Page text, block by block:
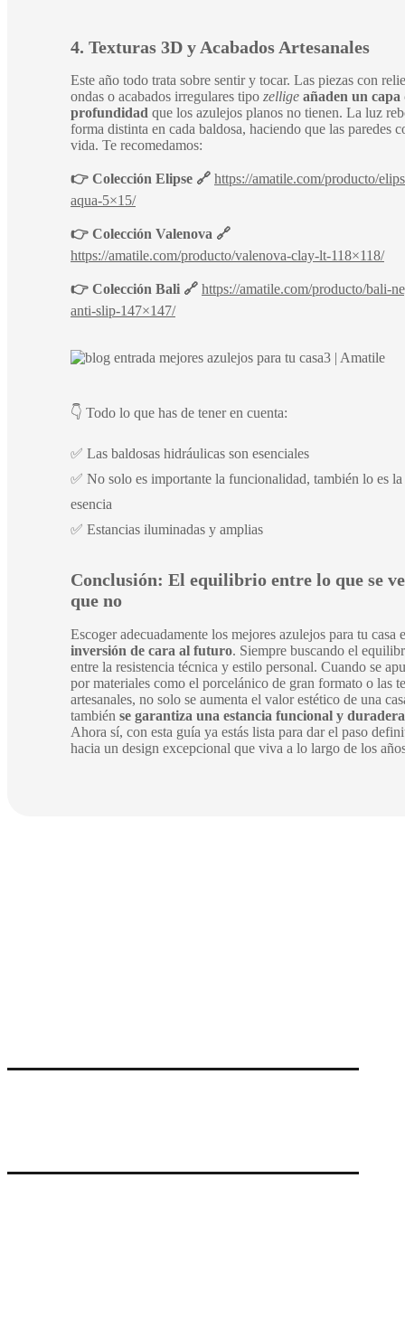
4. Texturas 3D y Acabados Artesanales
Este año todo trata sobre sentir y tocar. Las piezas con
ondas o acabados irregulares tipo zellige añaden un capa
profundidad que los azulejos planos no tienen. La luz
forma distinta en cada baldosa, haciendo que las paredes
vida. Te recomedamos:
👉 Colección Elipse 🔗 https://amatile.com/producto/
aqua-5×15/
👉 Colección Valenova 🔗
https://amatile.com/producto/valenova-clay-lt-118×118/
👉 Colección Bali 🔗 https://amatile.com/producto/bali-
anti-slip-147×147/
👇 Todo lo que has de tener en cuenta:
✅ Las baldosas hidráulicas son esenciales
✅ No solo es importante la funcionalidad, también lo es la
esencia
✅ Estancias iluminadas y amplias
Conclusión: El equilibrio entre lo que se
que no
Escoger adecuadamente los mejores azulejos para tu casa
inversión de cara al futuro. Siempre buscando el
entre la resistencia técnica y estilo personal. Cuando se
por materiales como el porcelánico de gran formato o las
artesanales, no solo se aumenta el valor estético de una
también se garantiza una estancia funcional y duradera
Ahora sí, con esta guía ya estás lista para dar el paso
hacia un design excepcional que viva a lo largo de los